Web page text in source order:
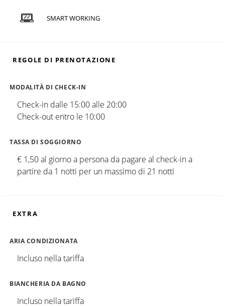
SMART WORKING
REGOLE DI PRENOTAZIONE
MODALITÀ DI CHECK-IN
Check-in dalle 15:00 alle 20:00
Check-out entro le 10:00
TASSA DI SOGGIORNO
€ 1,50 al giorno a persona da pagare al check-in a
partire da 1 notti per un massimo di 21 notti
EXTRA
ARIA CONDIZIONATA
Incluso nella tariffa
BIANCHERIA DA BAGNO
Incluso nella tariffa